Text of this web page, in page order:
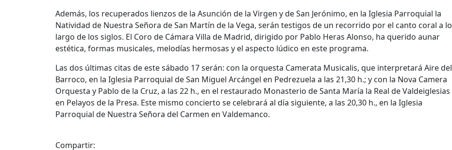
Además, los recuperados lienzos de la Asunción de la Virgen y de San Jerónimo, en la Iglesia Parroquial la
Natividad de Nuestra Señora de San Martín de la Vega, serán testigos de un recorrido por el canto coral a lo
largo de los siglos. El Coro de Cámara Villa de Madrid, dirigido por Pablo Heras Alonso, ha querido aunar
estética, formas musicales, melodías hermosas y el aspecto lúdico en este programa.
Las dos últimas citas de este sábado 17 serán: con la orquesta Camerata Musicalis, que interpretará Aire del
Barroco, en la Iglesia Parroquial de San Miguel Arcángel en Pedrezuela a las 21,30 h.; y con la Nova Camera
Orquesta y Pablo de la Cruz, a las 22 h., en el restaurado Monasterio de Santa María la Real de Valdeiglesias
en Pelayos de la Presa. Este mismo concierto se celebrará al día siguiente, a las 20,30 h., en la Iglesia
Parroquial de Nuestra Señora del Carmen en Valdemanco.
Compartir: